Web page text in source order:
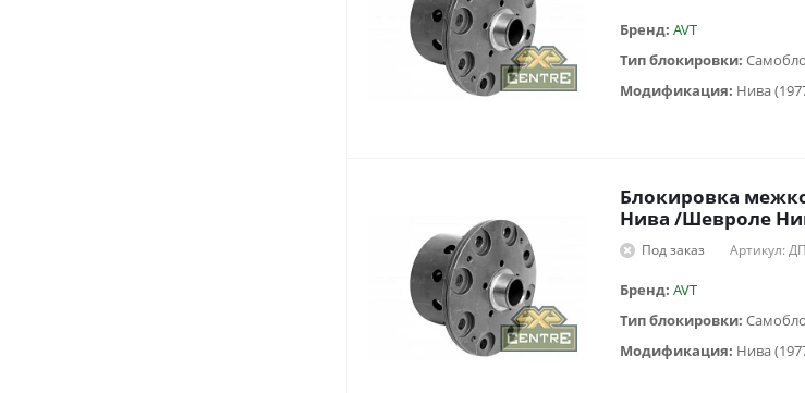
Бренд: AVT
Тип блокировки:
Модификация: Нива
Блокировка
Нива /Шевроле
Под заказ Артикул:
Бренд: AVT
Тип блокировки:
Модификация: Нива